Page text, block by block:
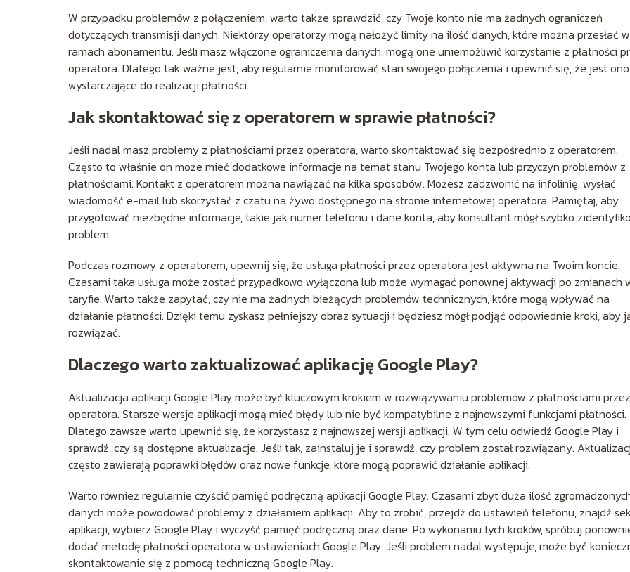
W przypadku problemów z połączeniem, warto także sprawdzić, czy Twoje konto nie ma żadnych ograniczeń
dotyczących transmisji danych. Niektórzy operatorzy mogą nałożyć limity na ilość danych, które można przesłać w
ramach abonamentu. Jeśli masz włączone ograniczenia danych, mogą one uniemożliwić korzystanie z płatności
operatora. Dlatego tak ważne jest, aby regularnie monitorować stan swojego połączenia i upewnić się, że jest ono
wystarczające do realizacji płatności.
Jak skontaktować się z operatorem w sprawie płatności?
Jeśli nadal masz problemy z płatnościami przez operatora, warto skontaktować się bezpośrednio z operatorem.
Często to właśnie on może mieć dodatkowe informacje na temat stanu Twojego konta lub przyczyn problemów z
płatnościami. Kontakt z operatorem można nawiązać na kilka sposobów. Możesz zadzwonić na infolinię, wysłać
wiadomość e-mail lub skorzystać z czatu na żywo dostępnego na stronie internetowej operatora. Pamiętaj, aby
przygotować niezbędne informacje, takie jak numer telefonu i dane konta, aby konsultant mógł szybko
problem.
Podczas rozmowy z operatorem, upewnij się, że usługa płatności przez operatora jest aktywna na Twoim koncie.
Czasami taka usługa może zostać przypadkowo wyłączona lub może wymagać ponownej aktywacji po zmianach
taryfie. Warto także zapytać, czy nie ma żadnych bieżących problemów technicznych, które mogą wpływać na
działanie płatności. Dzięki temu zyskasz pełniejszy obraz sytuacji i będziesz mógł podjąć odpowiednie kroki, aby
rozwiązać.
Dlaczego warto zaktualizować aplikację Google Play?
Aktualizacja aplikacji Google Play może być kluczowym krokiem w rozwiązywaniu problemów z płatnościami przez
operatora. Starsze wersje aplikacji mogą mieć błędy lub nie być kompatybilne z najnowszymi funkcjami płatności.
Dlatego zawsze warto upewnić się, że korzystasz z najnowszej wersji aplikacji. W tym celu odwiedź Google Play i
sprawdź, czy są dostępne aktualizacje. Jeśli tak, zainstaluj je i sprawdź, czy problem został rozwiązany.
często zawierają poprawki błędów oraz nowe funkcje, które mogą poprawić działanie aplikacji.
Warto również regularnie czyścić pamięć podręczną aplikacji Google Play. Czasami zbyt duża ilość
danych może powodować problemy z działaniem aplikacji. Aby to zrobić, przejdź do ustawień telefonu, znajdź
aplikacji, wybierz Google Play i wyczyść pamięć podręczną oraz dane. Po wykonaniu tych kroków, spróbuj
dodać metodę płatności operatora w ustawieniach Google Play. Jeśli problem nadal występuje, może być
skontaktowanie się z pomocą techniczną Google Play.